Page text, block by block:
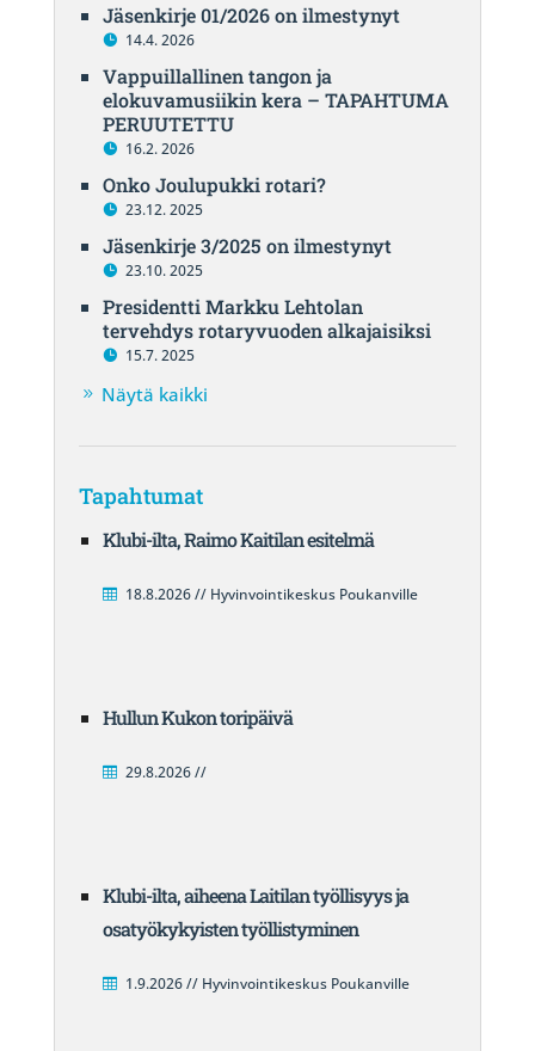
Jäsenkirje 01/2026 on ilmestynyt
14.4. 2026
Vappuillallinen tangon ja
elokuvamusiikin kera – TAPAHTUMA
PERUUTETTU
16.2. 2026
Onko Joulupukki rotari?
23.12. 2025
Jäsenkirje 3/2025 on ilmestynyt
23.10. 2025
Presidentti Markku Lehtolan
tervehdys rotaryvuoden alkajaisiksi
15.7. 2025
Näytä kaikki
Tapahtumat
Klubi-ilta, Raimo Kaitilan esitelmä
18.8.2026 // Hyvinvointikeskus Poukanville
Hullun Kukon toripäivä
29.8.2026 //
Klubi-ilta, aiheena Laitilan työllisyys ja
osatyökykyisten työllistyminen
1.9.2026 // Hyvinvointikeskus Poukanville